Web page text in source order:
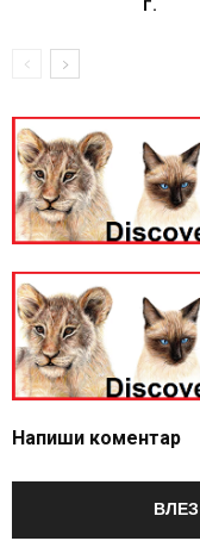
Напиши коментар